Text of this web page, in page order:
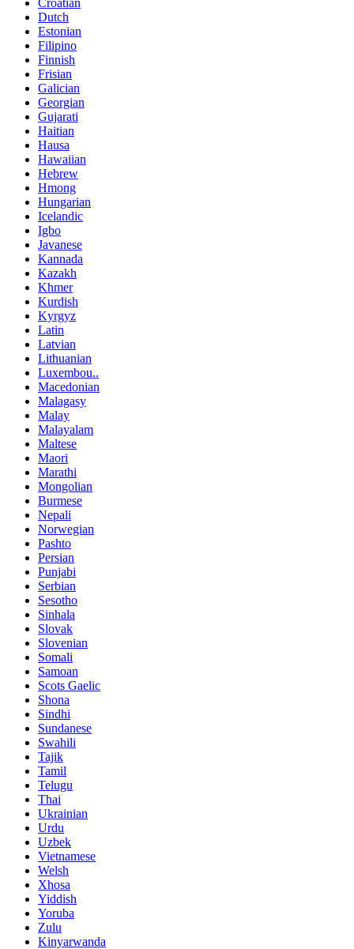
Dutch
Estonian
Filipino
Finnish
Frisian
Galician
Georgian
Gujarati
Haitian
Hausa
Hawaiian
Hebrew
Hmong
Hungarian
Icelandic
Igbo
Javanese
Kannada
Kazakh
Khmer
Kurdish
Kyrgyz
Latin
Latvian
Lithuanian
Luxembou..
Macedonian
Malagasy
Malay
Malayalam
Maltese
Maori
Marathi
Mongolian
Burmese
Nepali
Norwegian
Pashto
Persian
Punjabi
Serbian
Sesotho
Sinhala
Slovak
Slovenian
Somali
Samoan
Scots Gaelic
Shona
Sindhi
Sundanese
Swahili
Tajik
Tamil
Telugu
Thai
Ukrainian
Urdu
Uzbek
Vietnamese
Welsh
Xhosa
Yiddish
Yoruba
Zulu
Kinyarwanda